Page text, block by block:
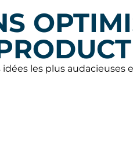
les plus audacieuses